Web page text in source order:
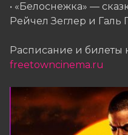
• «Белоснежка» —
Рейчел Зеглер и Галь
Расписание и билеты
freetowncinema.ru